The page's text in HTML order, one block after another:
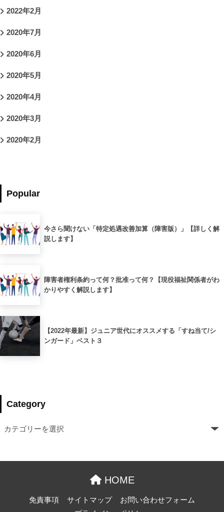
2022年2月
2020年7月
2020年6月
2020年5月
2020年4月
2020年3月
2020年2月
Popular
今さら聞けない「特定処遇改善加算（障害版）」【詳しく解
説します】
障害者権利条約って何？批准って何？【現役福祉関係者がわ
かりやすく解説します】
【2022年最新】ジュニア世代にオススメする「すね当て/シ
ンガード」ベスト３
Category
HOME
免責事項 サイトマップ
お問い合わせフォーム